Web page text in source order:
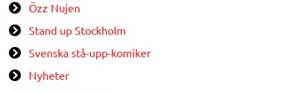
Özz Nujen
Stand up Stockholm
Svenska stå-upp-komiker
Nyheter